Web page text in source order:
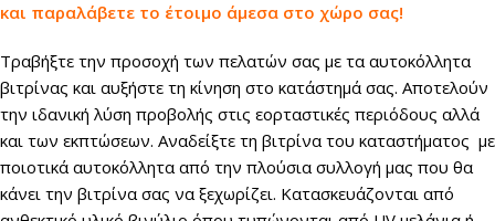
και παραλάβετε το έτοιμο άμεσα στο χώρο σας!
Τραβήξτε την προσοχή των πελατών σας με τα αυτοκόλλητα
βιτρίνας και αυξήστε τη κίνηση στο κατάστημά σας. Αποτελούν
την ιδανική λύση προβολής στις εορταστικές περιόδους αλλά
και των εκπτώσεων. Αναδείξτε τη βιτρίνα του καταστήματος με
ποιοτικά αυτοκόλλητα από την πλούσια συλλογή μας που θα
κάνει την βιτρίνα σας να ξεχωρίζει. Κατασκευάζονται από